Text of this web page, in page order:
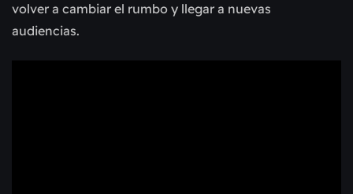
volver a cambiar el rumbo y llegar a nuevas
audiencias.